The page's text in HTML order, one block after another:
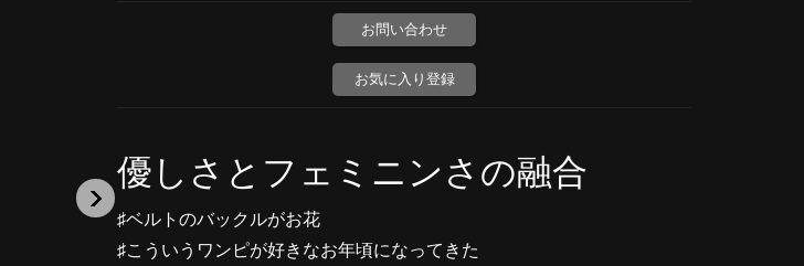
お問い合わせ
お気に入り登録
優しさとフェミニンさの融合
♯ベルトのバックルがお花
♯こういうワンピが好きなお年頃になってきた